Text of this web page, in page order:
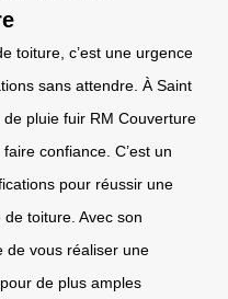
toiture, c’est une urgence
sans attendre. À Saint
de pluie fuir RM Couverture
confiance. C’est un
pour réussir une
toiture. Avec son
de vous réaliser une
de plus amples